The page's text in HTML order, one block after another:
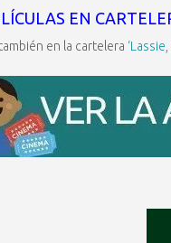
EN
en la cartelera